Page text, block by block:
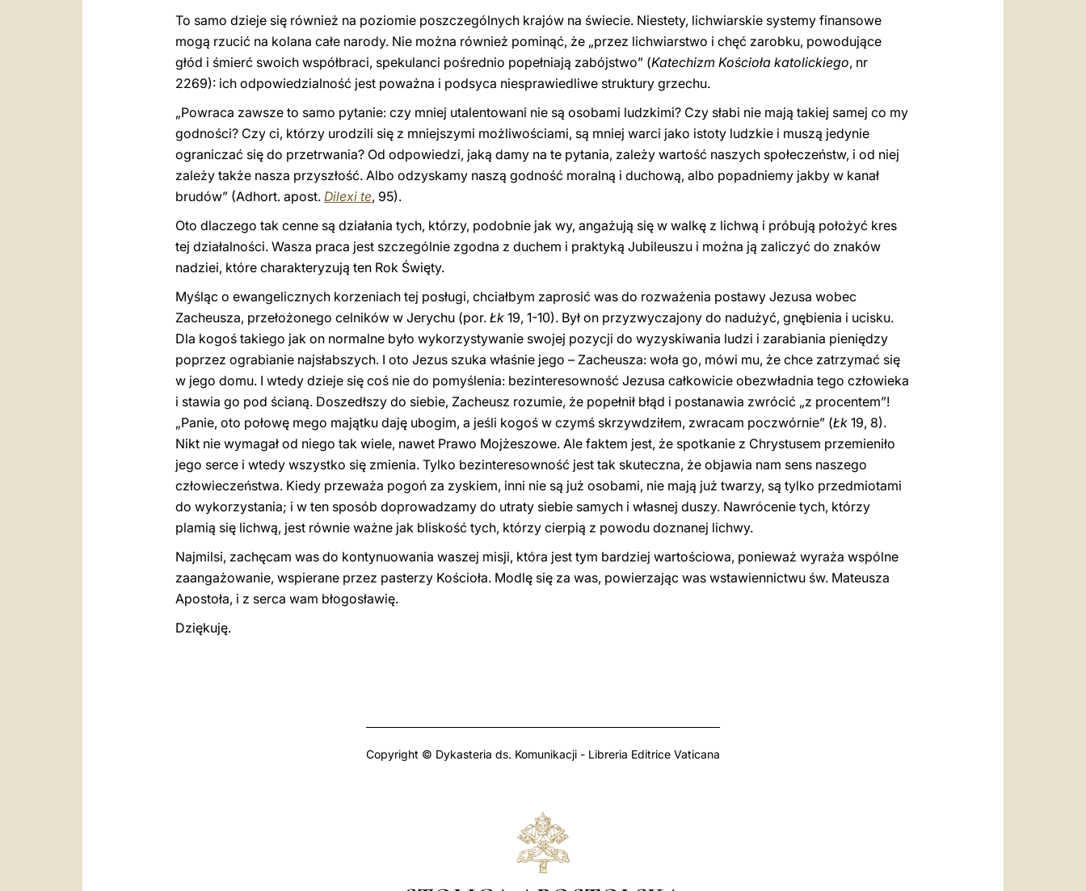
To samo dzieje się również na poziomie poszczególnych krajów na świecie. Niestety, lichwiarskie systemy finansowe
mogą rzucić na kolana całe narody. Nie można również pominąć, że „przez lichwiarstwo i chęć zarobku, powodujące
głód i śmierć swoich współbraci, spekulanci pośrednio popełniają zabójstwo” (Katechizm Kościoła katolickiego, nr
2269): ich odpowiedzialność jest poważna i podsyca niesprawiedliwe struktury grzechu.
„Powraca zawsze to samo pytanie: czy mniej utalentowani nie są osobami ludzkimi? Czy słabi nie mają takiej samej co my
godności? Czy ci, którzy urodzili się z mniejszymi możliwościami, są mniej warci jako istoty ludzkie i muszą jedynie
ograniczać się do przetrwania? Od odpowiedzi, jaką damy na te pytania, zależy wartość naszych społeczeństw, i od niej
zależy także nasza przyszłość. Albo odzyskamy naszą godność moralną i duchową, albo popadniemy jakby w kanał
brudów” (Adhort. apost. Dilexi te, 95).
Oto dlaczego tak cenne są działania tych, którzy, podobnie jak wy, angażują się w walkę z lichwą i próbują położyć kres
tej działalności. Wasza praca jest szczególnie zgodna z duchem i praktyką Jubileuszu i można ją zaliczyć do znaków
nadziei, które charakteryzują ten Rok Święty.
Myśląc o ewangelicznych korzeniach tej posługi, chciałbym zaprosić was do rozważenia postawy Jezusa wobec
Zacheusza, przełożonego celników w Jerychu (por. Łk 19, 1-10). Był on przyzwyczajony do nadużyć, gnębienia i ucisku.
Dla kogoś takiego jak on normalne było wykorzystywanie swojej pozycji do wyzyskiwania ludzi i zarabiania pieniędzy
poprzez ograbianie najsłabszych. I oto Jezus szuka właśnie jego – Zacheusza: woła go, mówi mu, że chce zatrzymać się
w jego domu. I wtedy dzieje się coś nie do pomyślenia: bezinteresowność Jezusa całkowicie obezwładnia tego człowieka
i stawia go pod ścianą. Doszedłszy do siebie, Zacheusz rozumie, że popełnił błąd i postanawia zwrócić „z procentem”!
„Panie, oto połowę mego majątku daję ubogim, a jeśli kogoś w czymś skrzywdziłem, zwracam poczwórnie” (Łk 19, 8).
Nikt nie wymagał od niego tak wiele, nawet Prawo Mojżeszowe. Ale faktem jest, że spotkanie z Chrystusem przemieniło
jego serce i wtedy wszystko się zmienia. Tylko bezinteresowność jest tak skuteczna, że objawia nam sens naszego
człowieczeństwa. Kiedy przeważa pogoń za zyskiem, inni nie są już osobami, nie mają już twarzy, są tylko przedmiotami
do wykorzystania; i w ten sposób doprowadzamy do utraty siebie samych i własnej duszy. Nawrócenie tych, którzy
plamią się lichwą, jest równie ważne jak bliskość tych, którzy cierpią z powodu doznanej lichwy.
Najmilsi, zachęcam was do kontynuowania waszej misji, która jest tym bardziej wartościowa, ponieważ wyraża wspólne
zaangażowanie, wspierane przez pasterzy Kościoła. Modlę się za was, powierzając was wstawiennictwu św. Mateusza
Apostoła, i z serca wam błogosławię.
Dziękuję.
Copyright © Dykasteria ds. Komunikacji - Libreria Editrice Vaticana